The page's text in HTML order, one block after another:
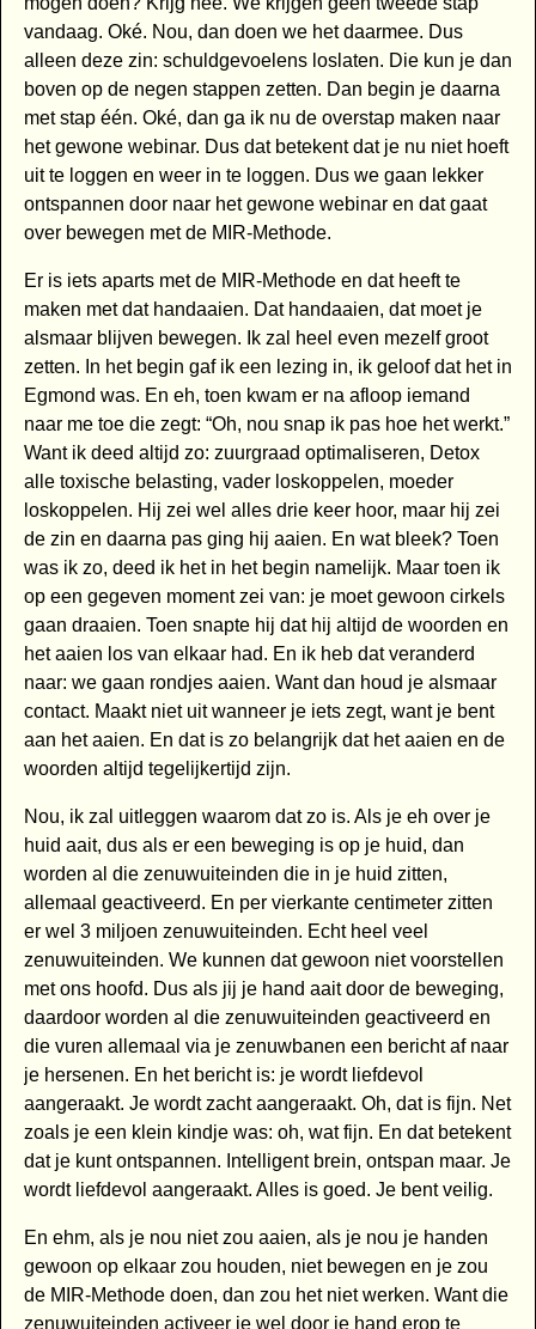
vandaag. Oké. Nou, dan doen we het daarmee. Dus
alleen deze zin: schuldgevoelens loslaten. Die kun je dan
boven op de negen stappen zetten. Dan begin je daarna
met stap één. Oké, dan ga ik nu de overstap maken naar
het gewone webinar. Dus dat betekent dat je nu niet hoeft
uit te loggen en weer in te loggen. Dus we gaan lekker
ontspannen door naar het gewone webinar en dat gaat
over bewegen met de MIR-Methode.
Er is iets aparts met de MIR-Methode en dat heeft te
maken met dat handaaien. Dat handaaien, dat moet je
alsmaar blijven bewegen. Ik zal heel even mezelf groot
zetten. In het begin gaf ik een lezing in, ik geloof dat het in
Egmond was. En eh, toen kwam er na afloop iemand
naar me toe die zegt: “Oh, nou snap ik pas hoe het werkt.”
Want ik deed altijd zo: zuurgraad optimaliseren, Detox
alle toxische belasting, vader loskoppelen, moeder
loskoppelen. Hij zei wel alles drie keer hoor, maar hij zei
de zin en daarna pas ging hij aaien. En wat bleek? Toen
was ik zo, deed ik het in het begin namelijk. Maar toen ik
op een gegeven moment zei van: je moet gewoon cirkels
gaan draaien. Toen snapte hij dat hij altijd de woorden en
het aaien los van elkaar had. En ik heb dat veranderd
naar: we gaan rondjes aaien. Want dan houd je alsmaar
contact. Maakt niet uit wanneer je iets zegt, want je bent
aan het aaien. En dat is zo belangrijk dat het aaien en de
woorden altijd tegelijkertijd zijn.
Nou, ik zal uitleggen waarom dat zo is. Als je eh over je
huid aait, dus als er een beweging is op je huid, dan
worden al die zenuwuiteinden die in je huid zitten,
allemaal geactiveerd. En per vierkante centimeter zitten
er wel 3 miljoen zenuwuiteinden. Echt heel veel
zenuwuiteinden. We kunnen dat gewoon niet voorstellen
met ons hoofd. Dus als jij je hand aait door de beweging,
daardoor worden al die zenuwuiteinden geactiveerd en
die vuren allemaal via je zenuwbanen een bericht af naar
je hersenen. En het bericht is: je wordt liefdevol
aangeraakt. Je wordt zacht aangeraakt. Oh, dat is fijn. Net
zoals je een klein kindje was: oh, wat fijn. En dat betekent
dat je kunt ontspannen. Intelligent brein, ontspan maar. Je
wordt liefdevol aangeraakt. Alles is goed. Je bent veilig.
En ehm, als je nou niet zou aaien, als je nou je handen
gewoon op elkaar zou houden, niet bewegen en je zou
de MIR-Methode doen, dan zou het niet werken. Want die
zenuwuiteinden activeer je wel door je hand erop te